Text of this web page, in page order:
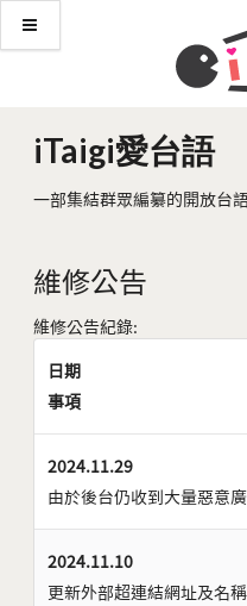
iTaigi愛台語
一部集結群眾編纂的開放台
維修公告
維修公告紀錄:
日期
事項
2024.11.29
由於後台仍收到大量惡意
2024.11.10
更新外部超連結網址及名稱